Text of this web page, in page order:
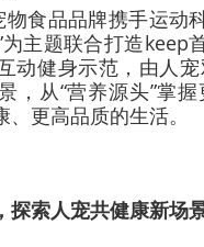
物食品品牌携手运动
主题联合打造keep
动健身示范，由人
，从“营养源头”掌
更高品质的生活。
探索人宠共健康新场